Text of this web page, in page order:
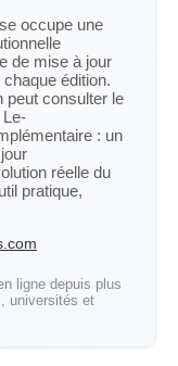
occupe une
de mise à jour
édition.
peut consulter le
Le-
: un
réelle du
pratique,
ligne depuis plus
universités et